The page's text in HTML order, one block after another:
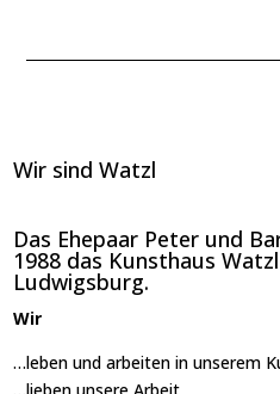
Wir sind Watzl
Das Ehepaar Peter und
1988 das Kunsthaus
Ludwigsburg.
Wir
…leben und arbeiten in unserem